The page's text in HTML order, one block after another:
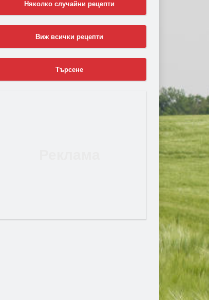
Няколко случайни рецепти
Виж всички рецепти
Търсене